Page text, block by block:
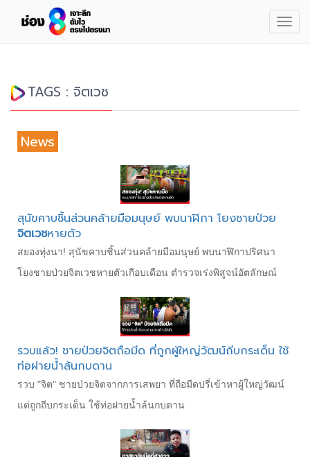
TAGS : จิตเวช
News
สุนัขคาบชิ้นส่วนคล้ายมือมนุษย์ พบนาฬิกา โยงชายป่วย
จิตเวชหายตัว
สยองทุ่งนา! สุนัขคาบชิ้นส่วนคล้ายมือมนุษย์ พบนาฬิกาปริศนา
โยงชายป่วยจิตเวชหายตัวเกือบเดือน ตำรวจเร่งพิสูจน์อัตลักษณ์
รวบแล้ว! ชายป่วยจิตถือมีด ที่ถูกผู้ใหญ่วัฒน์ถีบกระเด็น ใช้
ท่อฝายน้ำล้นกบดาน
รวบ "จิต" ชายป่วยจิตจากการเสพยา ที่ถือมีดปรี่เข้าหาผู้ใหญ่วัฒน์
แต่ถูกถีบกระเด็น ใช้ท่อฝายน้ำล้นกบดาน